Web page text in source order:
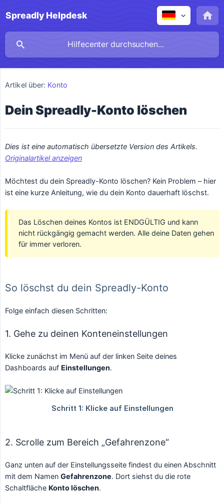
Spreadly Helpdesk
Artikel über: Konto
Dein Spreadly-Konto löschen
Originalartikel anzeigen
Möchtest du dein Spreadly-Konto löschen? Kein Problem – hier
ist eine kurze Anleitung, wie du dein Konto dauerhaft löschst.
Das Löschen deines Kontos ist ENDGÜLTIG und kann
nicht rückgängig gemacht werden. Alle deine Daten gehen
für immer verloren.
So löschst du dein Spreadly-Konto
Folge einfach diesen Schritten:
1. Gehe zu deinen Konteneinstellungen
Klicke zunächst im Menü auf der linken Seite deines
Dashboards auf Einstellungen.
2. Scrolle zum Bereich „Gefahrenzone“
Ganz unten auf der Einstellungsseite findest du einen Abschnitt
mit dem Namen Gefahrenzone. Dort siehst du die rote
Schaltfläche Konto löschen.